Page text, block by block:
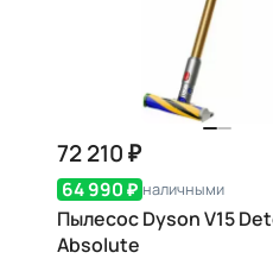
72 210 ₽
64 990 ₽ наличными
Пылесос Dyson V15
Absolute